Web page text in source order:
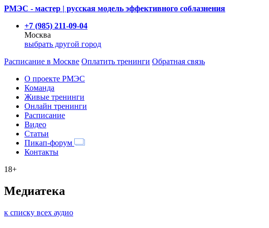
РМЭС - мастер | русская модель эффективного соблазнения
+7 (985) 211-09-04
Москва
выбрать другой город
Расписание в Москве Оплатить тренинги Обратная связь
О проекте РМЭС
Команда
Живые тренинги
Онлайн тренинги
Расписание
Видео
Статьи
Пикап-форум
Контакты
18+
Медиатека
к списку всех аудио